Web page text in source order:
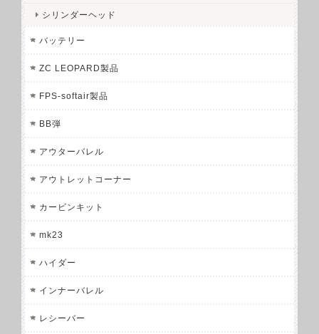
シリンダーヘッド
バッテリー
ZC LEOPARD製品
FPS-softair製品
BB弾
アウターバレル
アウトレットコーナー
カービンキット
mk23
ハイダー
インナーバレル
レシーバー